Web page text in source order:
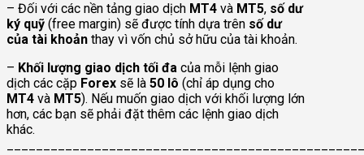
– Đối với các nền tảng giao dịch MT4 và MT5, số dư
ký quỹ (free margin) sẽ được tính dựa trên số dư
của tài khoản thay vì vốn chủ sở hữu của tài khoản.
– Khối lượng giao dịch tối đa của mỗi lệnh giao
dịch các cặp Forex sẽ là 50 lô (chỉ áp dụng cho
MT4 và MT5). Nếu muốn giao dịch với khối lượng lớn
hơn, các bạn sẽ phải đặt thêm các lệnh giao dịch
khác.